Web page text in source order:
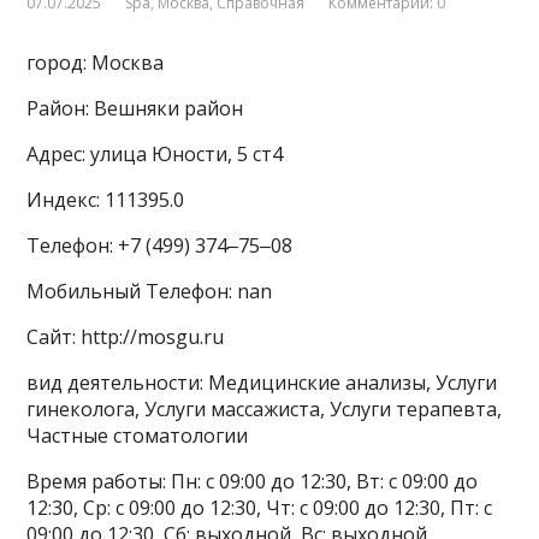
город: Москва
Район: Вешняки район
Адрес: улица Юности, 5 ст4
Индекс: 111395.0
Телефон: +7 (499) 374‒75‒08
Мобильный Телефон: nan
Сайт: http://mosgu.ru
вид деятельности: Медицинские анализы, Услуги
гинеколога, Услуги массажиста, Услуги терапевта,
Частные стоматологии
Время работы: Пн: с 09:00 до 12:30, Вт: с 09:00 до
12:30, Ср: с 09:00 до 12:30, Чт: с 09:00 до 12:30, Пт: с